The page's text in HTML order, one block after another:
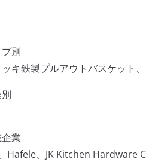
別
キ鉄製プルアウトバスケット
業
、JK Kitchen Hardware